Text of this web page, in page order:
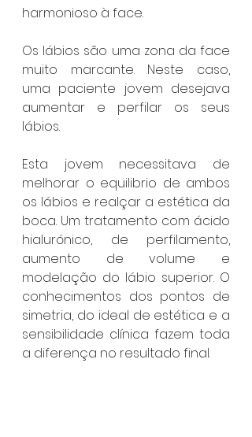
harmonioso à face.
Os lábios são uma zona da face
muito marcante. Neste caso,
uma paciente jovem desejava
aumentar e perfilar os seus
lábios.
Esta jovem necessitava de
melhorar o equilibrio de ambos
os lábios e realçar a estética da
boca. Um tratamento com ácido
hialurónico, de perfilamento,
aumento de volume e
modelação do lábio superior. O
conhecimentos dos pontos de
simetria, do ideal de estética e a
sensibilidade clínica fazem toda
a diferença no resultado final.